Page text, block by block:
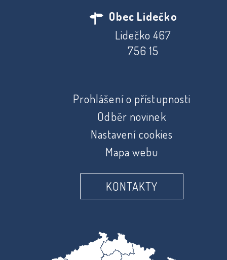
Obec Lidečko
Lidečko 467
756 15
Prohlášení o přístupnosti
Odběr novinek
Nastavení cookies
Mapa webu
KONTAKTY